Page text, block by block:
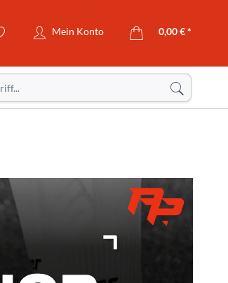
Mein Konto 0,00 € *